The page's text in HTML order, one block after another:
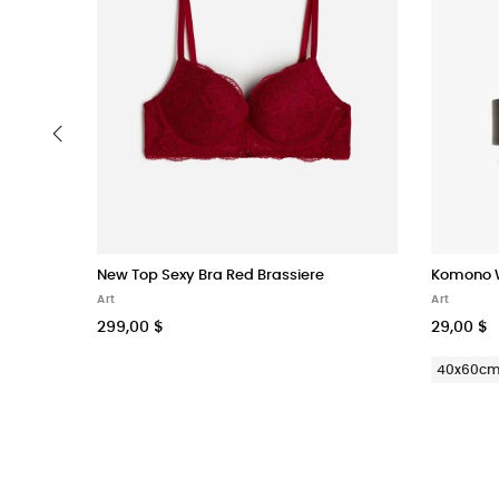
New Top Sexy Bra Red Brassiere
Art
299,00 $
Komono
Art
29,00 $
40x60cm